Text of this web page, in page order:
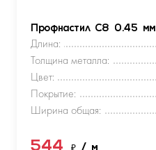
Профнастил С8 0.45 мм
Длина:
Толщина металла:
Цвет:
Покрытие:
Ширина общая: